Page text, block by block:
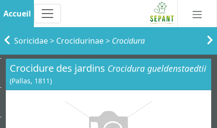
Accueil
Soricidae> Crocidurinae> Crocidura
Crocidure des jardins Crocidura gueldenstaedtii
(Pallas, 1811)